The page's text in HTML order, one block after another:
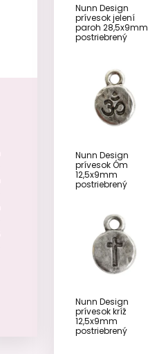
Nunn Design
prívesok jelení
paroh 28,5x9mm
postriebrený
Nunn Design
prívesok Óm
12,5x9mm
postriebrený
Nunn Design
prívesok kríž
12,5x9mm
postriebrený